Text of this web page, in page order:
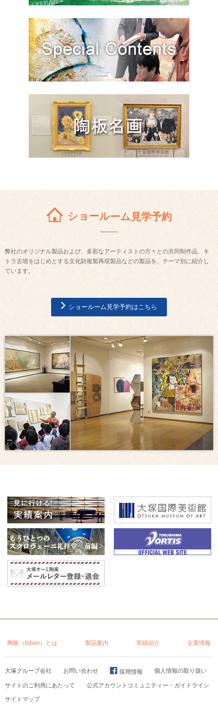
ショールーム見学予約
弊社のオリジナル製品および、多彩なアーティストの方々との共同制作品、キ
トラ古墳をはじめとする文化財複製再現製品などの製品を、テーマ別に紹介し
ています。
ショールーム見学予約はこちら
陶板（toban）とは 製品案内 実績紹介 企業情報
大塚グループ会社 お問い合わせ 採用情報 個人情報の取り扱い
サイトのご利用にあたって
公式アカウントコミュニティー・ガイドライン
サイトマップ